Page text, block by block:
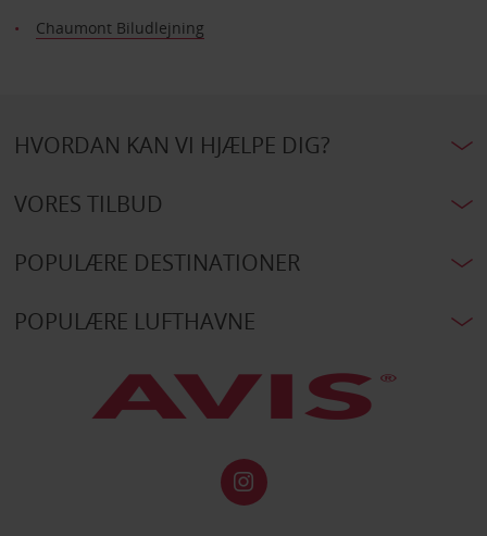
Chaumont Biludlejning
HVORDAN KAN VI HJÆLPE DIG?
VORES TILBUD
POPULÆRE DESTINATIONER
POPULÆRE LUFTHAVNE